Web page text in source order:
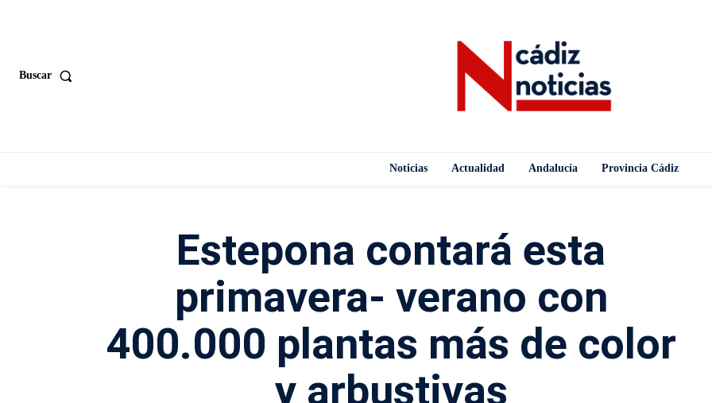
Buscar
Noticias Actualidad Andalucía Provincia Cádiz
Estepona contará esta
primavera- verano con
400.000 plantas más de color
y arbustivas